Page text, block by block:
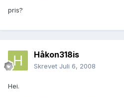
pris?
Håkon318is
Skrevet Juli 6, 2008
Hei.